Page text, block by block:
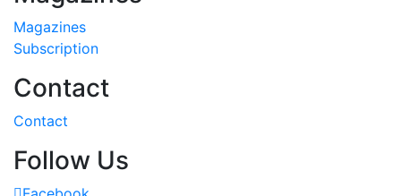
Magazines
Subscription
Contact
Contact
Follow Us